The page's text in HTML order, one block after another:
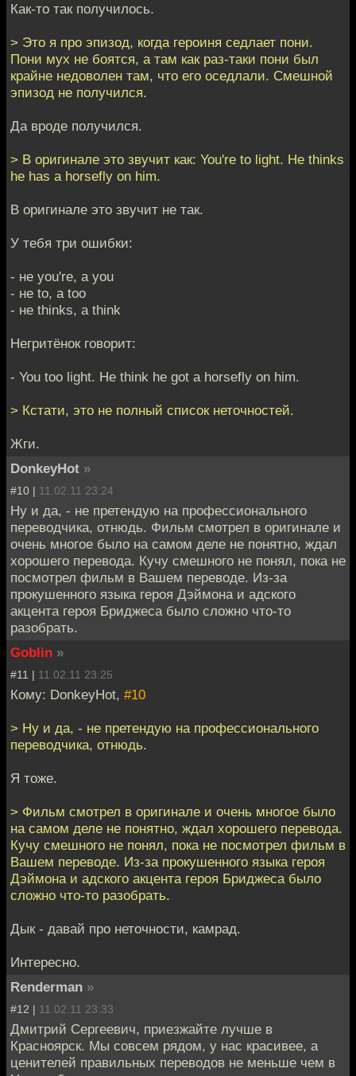
Как-то так получилось.
> Это я про эпизод, когда героиня седлает пони.
Пони мух не боятся, а там как раз-таки пони был
крайне недоволен там, что его оседлали. Смешной
эпизод не получился.
Да вроде получился.
> В оригинале это звучит как: You're to light. He thinks
he has a horsefly on him.
В оригинале это звучит не так.
У тебя три ошибки:
- не you're, а you
- не to, а too
- не thinks, a think
Негритёнок говорит:
- You too light. He think he got a horsefly on him.
> Кстати, это не полный список неточностей.
Жги.
DonkeyHot »
#10 | 11.02.11 23:24
Ну и да, - не претендую на профессионального
переводчика, отнюдь. Фильм смотрел в оригинале и
очень многое было на самом деле не понятно, ждал
хорошего перевода. Кучу смешного не понял, пока не
посмотрел фильм в Вашем переводе. Из-за
прокушенного языка героя Дэймона и адского
акцента героя Бриджеса было сложно что-то
разобрать.
Goblin »
#11 | 11.02.11 23:25
Кому: DonkeyHot, #10
> Ну и да, - не претендую на профессионального
переводчика, отнюдь.
Я тоже.
> Фильм смотрел в оригинале и очень многое было
на самом деле не понятно, ждал хорошего перевода.
Кучу смешного не понял, пока не посмотрел фильм в
Вашем переводе. Из-за прокушенного языка героя
Дэймона и адского акцента героя Бриджеса было
сложно что-то разобрать.
Дык - давай про неточности, камрад.
Интересно.
Renderman »
#12 | 11.02.11 23:33
Дмитрий Сергеевич, приезжайте лучше в
Красноярск. Мы совсем рядом, у нас красивее, а
ценителей правильных переводов не меньше чем в